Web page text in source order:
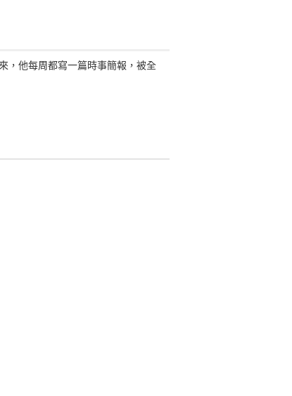
，他每周都寫一篇時事簡報，被全